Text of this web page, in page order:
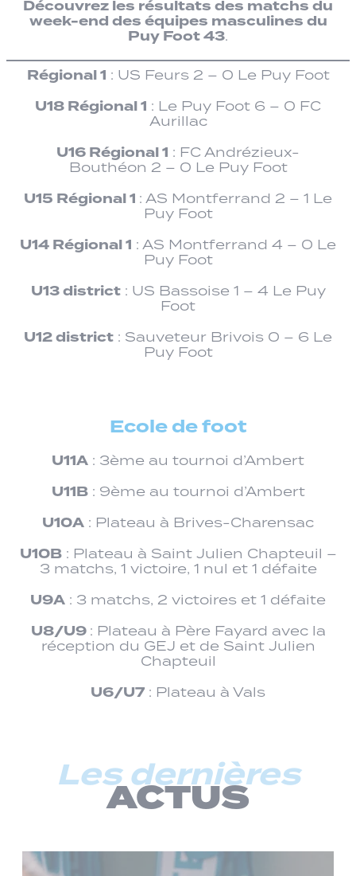
Découvrez les résultats des matchs du
week-end des équipes masculines du
Puy Foot 43.
Régional 1 : US Feurs 2 – 0 Le Puy Foot
U18 Régional 1 : Le Puy Foot 6 – 0 FC
Aurillac
U16 Régional 1 : FC Andrézieux-
Bouthéon 2 – 0 Le Puy Foot
U15 Régional 1 : AS Montferrand 2 – 1 Le
Puy Foot
U14 Régional 1 : AS Montferrand 4 – 0 Le
Puy Foot
U13 district: US Bassoise 1 – 4 Le Puy
Foot
U12 district : Sauveteur Brivois 0 – 6 Le
Puy Foot
Ecole de foot
U11A : 3ème au tournoi d’Ambert
U11B: 9ème au tournoi d’Ambert
U10A : Plateau à Brives-Charensac
U10B: Plateau à Saint Julien Chapteuil –
3 matchs, 1 victoire, 1 nul et 1 défaite
U9A : 3 matchs, 2 victoires et 1 défaite
U8/U9 : Plateau à Père Fayard avec la
réception du GEJ et de Saint Julien
Chapteuil
U6/U7 : Plateau à Vals
Les dernières
ACTUS